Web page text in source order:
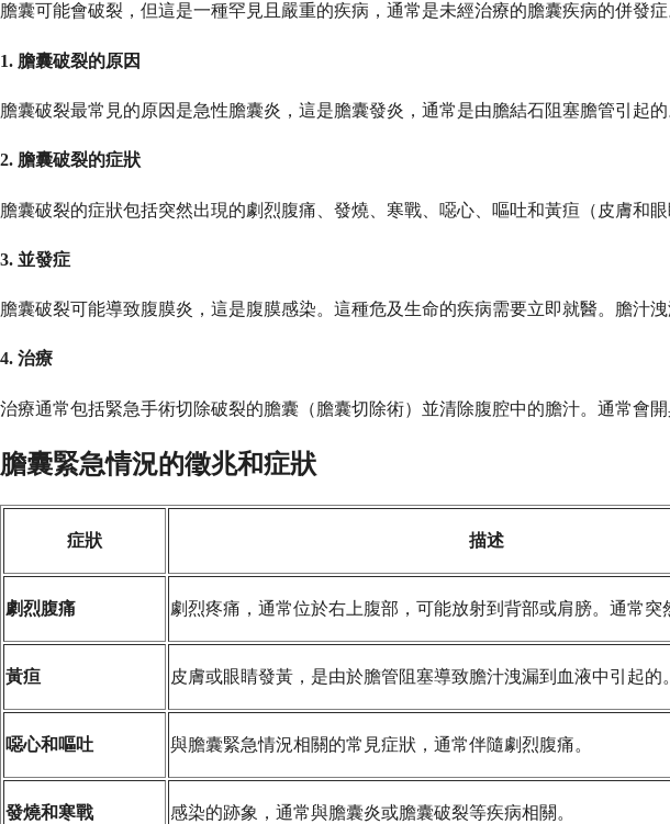
膽囊可能會破裂，但這是一種罕見且嚴重的疾病，通常是未經治療的膽囊疾病的併發
1. 膽囊破裂的原因
膽囊破裂最常見的原因是急性膽囊炎，這是膽囊發炎，通常是由膽結石阻塞膽管引起
2. 膽囊破裂的症狀
膽囊破裂的症狀包括突然出現的劇烈腹痛、發燒、寒戰、噁心、嘔吐和黃疸（皮膚和眼
3. 並發症
膽囊破裂可能導致腹膜炎，這是腹膜感染。這種危及生命的疾病需要立即就醫。膽汁
4. 治療
治療通常包括緊急手術切除破裂的膽囊（膽囊切除術）並清除腹腔中的膽汁。通常會
膽囊緊急情況的徵兆和症狀
症狀 描述
劇烈腹痛 劇烈疼痛，通常位於右上腹部，可能放射到背部或肩膀。通常突
黃疸 皮膚或眼睛發黃，是由於膽管阻塞導致膽汁洩漏到血液中引起的。
噁心和嘔吐 與膽囊緊急情況相關的常見症狀，通常伴隨劇烈腹痛。
發燒和寒戰 感染的跡象，通常與膽囊炎或膽囊破裂等疾病相關。